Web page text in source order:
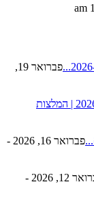
פברואר 19,
דירות נופש וצימרים בהרי הטטרה הגבוהים 2026 | המלצות
פברואר 16, 2026 -
פברואר 12, 2026 -